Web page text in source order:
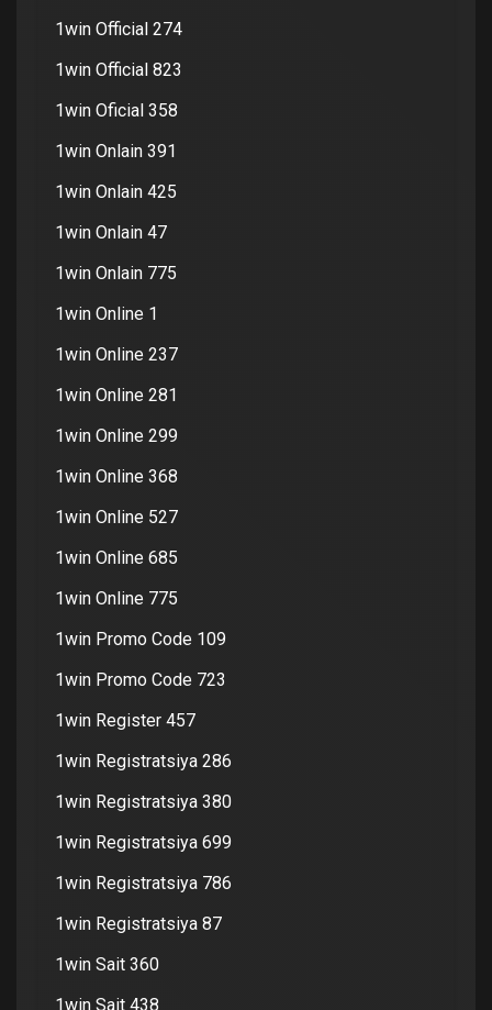
1win Official 274
1win Official 823
1win Oficial 358
1win Onlain 391
1win Onlain 425
1win Onlain 47
1win Onlain 775
1win Online 1
1win Online 237
1win Online 281
1win Online 299
1win Online 368
1win Online 527
1win Online 685
1win Online 775
1win Promo Code 109
1win Promo Code 723
1win Register 457
1win Registratsiya 286
1win Registratsiya 380
1win Registratsiya 699
1win Registratsiya 786
1win Registratsiya 87
1win Sait 360
1win Sait 438